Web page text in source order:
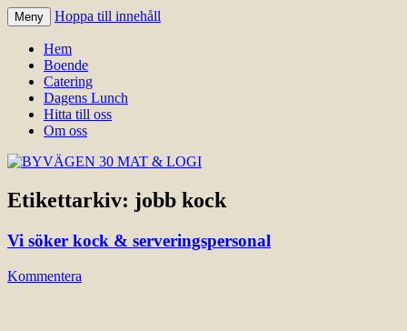
BYVÄGEN 30 MAT & LOGI
upplevelse hos oss.
Meny Hoppa till innehåll
Hem
Boende
Catering
Dagens Lunch
Hitta till oss
Om oss
Etikettarkiv: jobb kock
Vi söker kock & serveringspersonal
Kommentera